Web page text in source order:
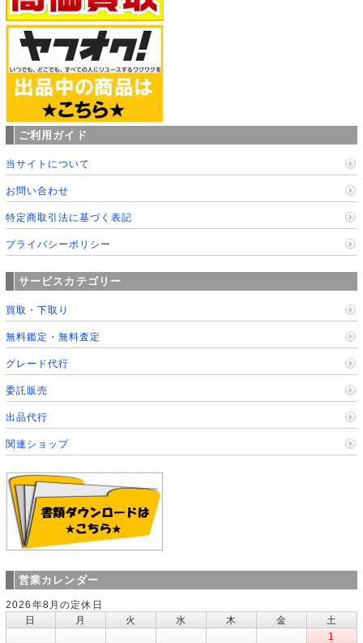
ご利用ガイド
当サイトについて
お問い合わせ
特定商取引法に基づく表記
プライバシーポリシー
サービスカテゴリー
買取・下取り
無料鑑定・無料査定
グレード代行
委託販売
出品代行
関連ショップ
営業カレンダー
2026年8月の定休日
日
月 火 水 木 金
土
1